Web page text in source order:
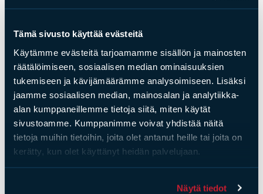
Tämä sivusto käyttää evästeitä
Käytämme evästeitä tarjoamamme sisällön ja mainosten
räätälöimiseen, sosiaalisen median ominaisuuksien
tukemiseen ja kävijämäärämme analysoimiseen. Lisäksi
jaamme sosiaalisen median, mainosalan ja analytiikka-
alan kumppaneillemme tietoja siitä, miten käytät
sivustoamme. Kumppanimme voivat yhdistää näitä
tietoja muihin tietoihin, joita olet antanut heille tai joita on
kerätty, kun olet käyttänyt heidän palvelujaan.
Näytä tiedot
Käyttöehdot
Yhteystiedot
Grilliritilä puukahvoin
340 x 400 mm
Tulisijatarvikkeet
Grilliarina 3 kpl/pkt